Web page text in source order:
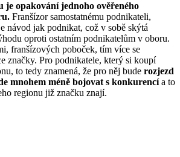
je opakování jednoho ověřeného
Franšízor samostatnému podnikateli,
návod jak podnikat, což v sobě skýtá
oproti ostatním podnikatelům v oboru.
franšízových poboček, tím více se
značky. Pro podnikatele, který si koupí
to tedy znamená, že pro něj bude rozjezd
mnohem méně bojovat s konkurencía to
regionu již značku znají.